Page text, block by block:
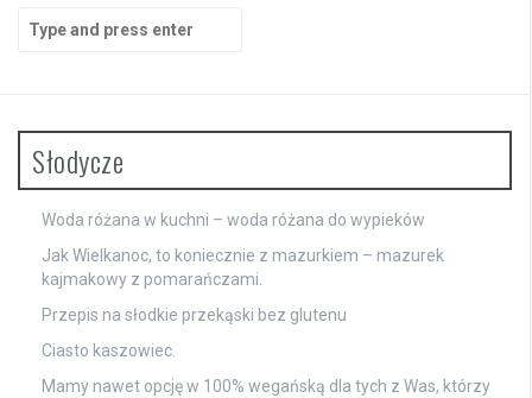
for:
Słodycze
Woda różana w kuchni – woda różana do wypieków
Jak Wielkanoc, to koniecznie z mazurkiem – mazurek
kajmakowy z pomarańczami.
Przepis na słodkie przekąski bez glutenu
Ciasto kaszowiec.
Mamy nawet opcję w 100% wegańską dla tych z Was, którzy